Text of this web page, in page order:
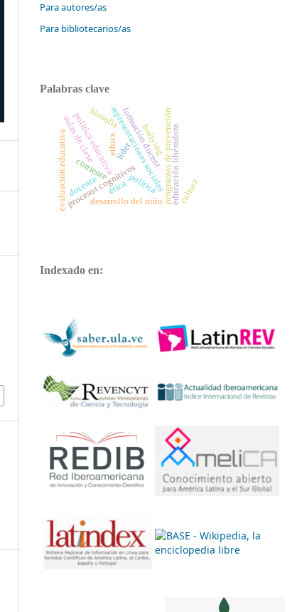
Para autores/as
Para bibliotecarios/as
Palabras clave
representaciones sociales
líder
política educativa programas de prevención
procesos cognitivos
evaluación educativa política
ética
ethics
desarrollo del niño
corriente
filosofíaformación docent
bullying
aulas de clase
docente educación liberadoracultura
Indexado en: